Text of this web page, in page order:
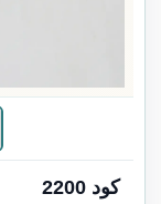
كود 2200